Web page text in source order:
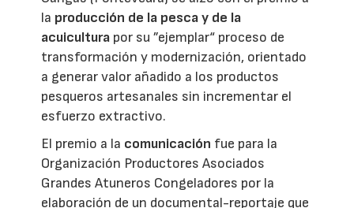
la producción de la pesca y de la
acuicultura por su ”ejemplar“ proceso de
transformación y modernización, orientado
a generar valor añadido a los productos
pesqueros artesanales sin incrementar el
esfuerzo extractivo.
El premio a la comunicación fue para la
Organización Productores Asociados
Grandes Atuneros Congeladores por la
elaboración de un documental-reportaje que